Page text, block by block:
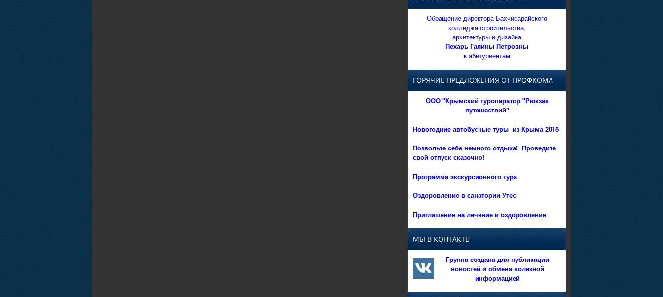
Обращение директора Бахчисарайского
колледжа строительства,
архитектуры и дизайна
Пехарь Галины Петровны
к абитуриентам
ГОРЯЧИЕ ПРЕДЛОЖЕНИЯ ОТ ПРОФКОМА
ООО "Крымский туроператор "Рюкзак
путешествий"
Новогодние автобусные туры из Крыма 2018
Позвольте себе немного отдыха! Проведите
свой отпуск сказочно!
Программа экскурсионного тура
Оздоровление в санатории Утес
Приглашение на лечение и оздоровление
МЫ В КОНТАКТЕ
Группа создана для публикации
новостей и обмена полезной
информацией